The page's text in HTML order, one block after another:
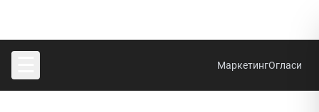
МаркетингОгласи